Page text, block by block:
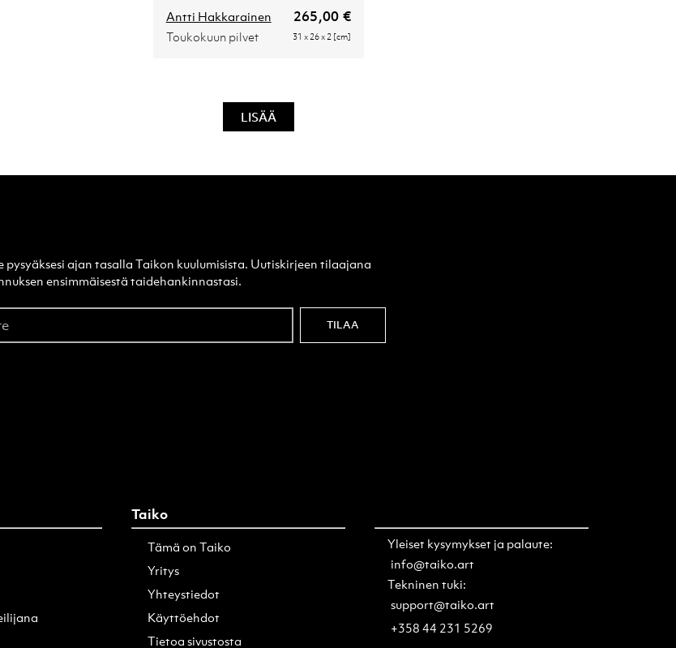
Antti Hakkarainen 265,00 €
Toukokuun pilvet 31 x 26 x 2 [cm]
LISÄÄ
pysyäksesi ajan tasalla Taikon kuulumisista. Uutiskirjeen tilaajana
ensimmäisestä taidehankinnastasi.
TILAA
Taiko
Tämä on Taiko
Yritys
Yhteystiedot
Käyttöehdot
Tietoa sivustosta
Yleiset kysymykset ja palaute:
info@taiko.art
Tekninen tuki:
support@taiko.art
+358 44 231 5269